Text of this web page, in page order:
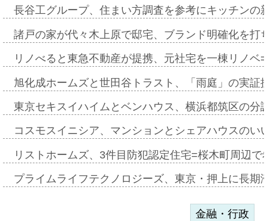
長谷工グループ、住まい方調査を参考にキッチン
諸戸の家が代々木上原で邸宅、ブランド明確化を
リノべると東急不動産が提携、元社宅を一棟リノ
旭化成ホームズと世田谷トラスト、「雨庭」の実
東京セキスイハイムとベンハウス、横浜都筑区の
コスモスイニシア、マンションとシェアハウスの
リストホームズ、3件目防犯認定住宅=桜木町周辺
プライムライフテクノロジーズ、東京・押上に長
金融・行政